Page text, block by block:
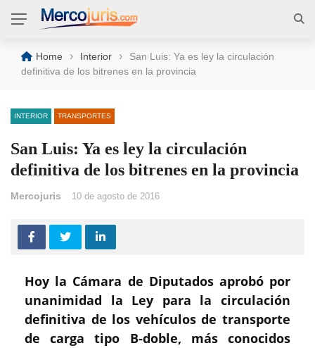
Home › Interior ›
San Luis: Ya es ley la circulación
definitiva de los bitrenes en la provincia
INTERIOR TRANSPORTES
San Luis: Ya es ley la circulación
definitiva de los bitrenes en la provincia
Mercojuris 10 de agosto de 2016
Hoy la Cámara de Diputados aprobó por
unanimidad la Ley para la circulación
definitiva de los vehículos de transporte
de carga tipo B-doble, más conocidos